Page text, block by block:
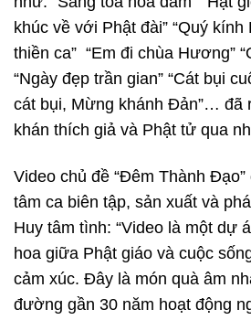
khúc về với Phật đài” “Quý kính
thiền ca” “Em đi chùa Hương”
“Ngày đẹp trần gian” “Cát bụi
cát bụi, Mừng khánh Đản”… đã
khán thích giả và Phật tử qua
Video chủ đề “Đêm Thành
tâm ca biên tập, sản xuất và
Huy tâm tình: “Video là một dự
hoa giữa Phật giáo và cuộc
cảm xúc. Đây là món quà âm
đường gần 30 năm hoạt động